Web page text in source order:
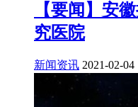
【要闻】安
究医院
新闻资讯 2021-02-04